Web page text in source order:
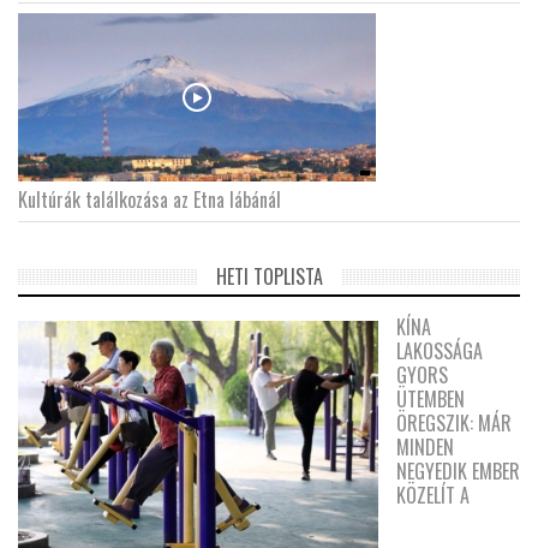
Kultúrák találkozása az Etna lábánál
HETI TOPLISTA
KÍNA
LAKOSSÁGA
GYORS
ÜTEMBEN
ÖREGSZIK: MÁR
MINDEN
NEGYEDIK EMBER
KÖZELÍT A